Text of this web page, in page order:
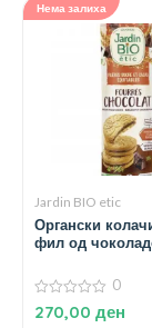
Нема залиха
Jardin BIO etic
Органски
фил од
0
од
0
270,00 ден